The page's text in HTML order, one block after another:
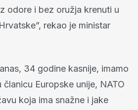
odore i bez oružja krenuti u
rekao je ministar
34 godine kasnije, imamo
Europske unije, NATO
koja ima snažne i jake